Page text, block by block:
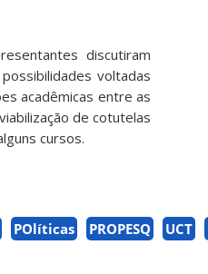
discutiram
voltadas
acadêmicas entre as
de cotutelas
cursos.
POlíticas PROPESQ UCT